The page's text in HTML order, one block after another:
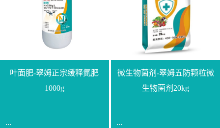
叶面肥-翠姆正宗缓释氮肥
1000g
...
微生物菌剂-翠姆五防颗粒微
生物菌剂20kg
...